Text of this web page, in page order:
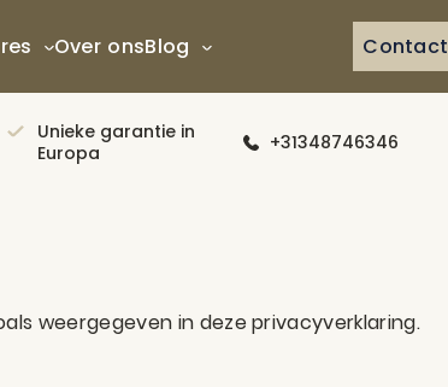
Over onsBlog Contact
Home
Vacatures
Unieke garantie in
Europa
+31348746346
weergegeven in deze privacyverklaring.